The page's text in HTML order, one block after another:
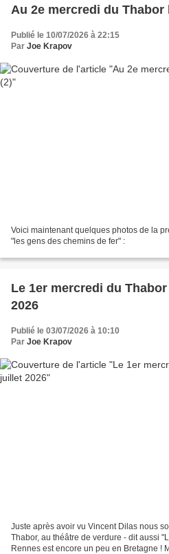
Au 2e mercredi du Thabor
Publié le 10/07/2026 à 22:15
Par Joe Krapov
Voici maintenant quelques photos de la
"les gens des chemins de fer" :
Le 1er mercredi du
2026
Publié le 03/07/2026 à 10:10
Par Joe Krapov
Juste après avoir vu Vincent Dilas nous
Thabor, au théâtre de verdure - dit aussi
Rennes est encore un peu en Bretagne !